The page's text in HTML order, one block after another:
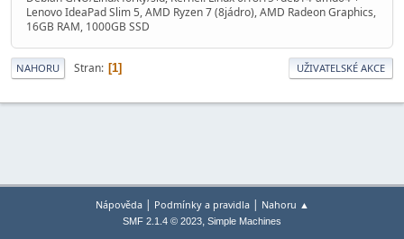
Lenovo IdeaPad Slim 5, AMD Ryzen 7 (8jádro), AMD Radeon Graphics,
16GB RAM, 1000GB SSD
NAHORU Stran 1 UŽIVATELSKÉ AKCE
Nápověda| Podmínky a pravidla| Nahoru ▲
SMF 2.1.4 © 2023, Simple Machines